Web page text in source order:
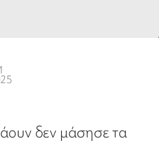
δεν μάσησε τα